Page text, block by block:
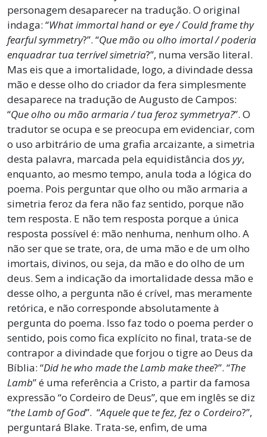
personagem desaparecer na tradução. O original
indaga: “What immortal hand or eye / Could frame thy
fearful symmetry?”. “Que mão ou olho imortal / poderia
enquadrar tua terrível simetria?”, numa versão literal.
Mas eis que a imortalidade, logo, a divindade dessa
mão e desse olho do criador da fera simplesmente
desaparece na tradução de Augusto de Campos:
“Que olho ou mão armaria / tua feroz symmetrya?”. O
tradutor se ocupa e se preocupa em evidenciar, com
o uso arbitrário de uma grafia arcaizante, a simetria
desta palavra, marcada pela equidistância dos yy,
enquanto, ao mesmo tempo, anula toda a lógica do
poema. Pois perguntar que olho ou mão armaria a
simetria feroz da fera não faz sentido, porque não
tem resposta. E não tem resposta porque a única
resposta possível é: mão nenhuma, nenhum olho. A
não ser que se trate, ora, de uma mão e de um olho
imortais, divinos, ou seja, da mão e do olho de um
deus. Sem a indicação da imortalidade dessa mão e
desse olho, a pergunta não é crível, mas meramente
retórica, e não corresponde absolutamente à
pergunta do poema. Isso faz todo o poema perder o
sentido, pois como fica explícito no final, trata-se de
contrapor a divindade que forjou o tigre ao Deus da
Bíblia: “Did he who made the Lamb make thee?”. “The
Lamb” é uma referência a Cristo, a partir da famosa
expressão “o Cordeiro de Deus”, que em inglês se diz
“the Lamb of God”. “Aquele que te fez, fez o Cordeiro?”,
perguntará Blake. Trata-se, enfim, de uma